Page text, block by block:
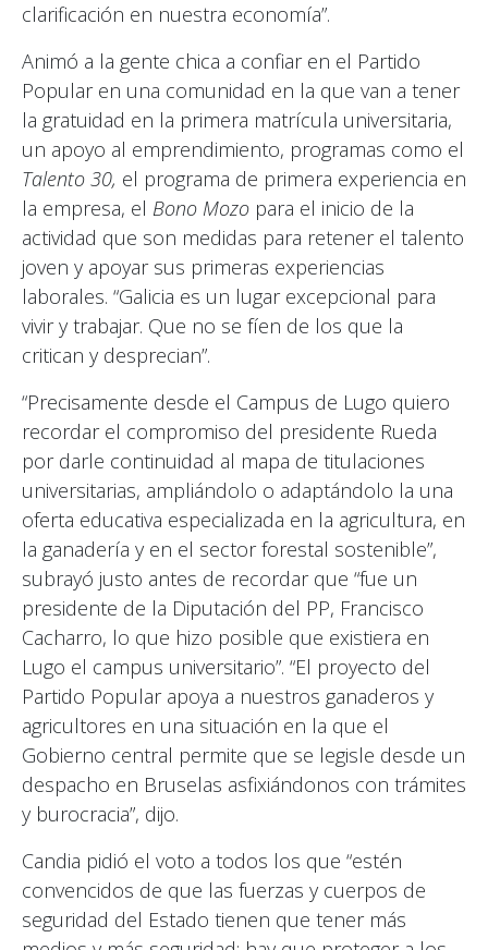
clarificación en nuestra economía”.
Animó a la gente chica a confiar en el Partido
Popular en una comunidad en la que van a tener
la gratuidad en la primera matrícula universitaria,
un apoyo al emprendimiento, programas como el
Talento 30, el programa de primera experiencia en
la empresa, el Bono Mozo para el inicio de la
actividad que son medidas para retener el talento
joven y apoyar sus primeras experiencias
laborales. “Galicia es un lugar excepcional para
vivir y trabajar. Que no se fíen de los que la
critican y desprecian”.
“Precisamente desde el Campus de Lugo quiero
recordar el compromiso del presidente Rueda
por darle continuidad al mapa de titulaciones
universitarias, ampliándolo o adaptándolo la una
oferta educativa especializada en la agricultura, en
la ganadería y en el sector forestal sostenible”,
subrayó justo antes de recordar que “fue un
presidente de la Diputación del PP, Francisco
Cacharro, lo que hizo posible que existiera en
Lugo el campus universitario”. “El proyecto del
Partido Popular apoya a nuestros ganaderos y
agricultores en una situación en la que el
Gobierno central permite que se legisle desde un
despacho en Bruselas asfixiándonos con trámites
y burocracia”, dijo.
Candia pidió el voto a todos los que “estén
convencidos de que las fuerzas y cuerpos de
seguridad del Estado tienen que tener más